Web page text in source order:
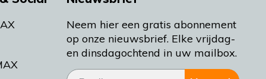
Neem hier een gratis abonnement
op onze nieuwsbrief. Elke vrijdag-
en dinsdagochtend in uw mailbox.